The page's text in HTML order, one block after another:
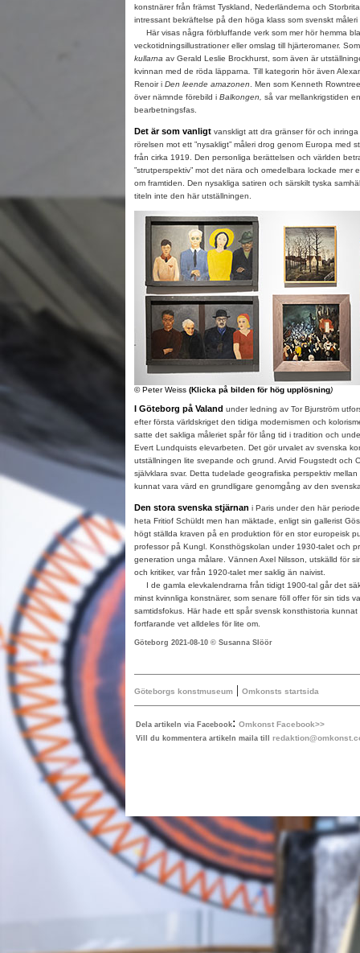
konstnärer från främst Tyskland, Nederländerna och
intressant bekräftelse på den höga klass som svenskt
Här visas några förbluffande verk som mer hör hemma
veckotidningsillustrationer eller omslag till hjärteromaner.
kullarna av Gerald Leslie Brockhurst, som även är
kvinnan med de röda läpparna
Till kategorin hör även
Renoir i Den leende amazonen . Men som Kenneth
över nämnde förebild i Balkongen,
så var mellankrigstiden
bearbetningsfas.
Det är som vanligtvanskligt att dra gränser för och
rörelsen mot ett ”nysakligt” måleri drog genom Europa med
från cirka 1919. Den personliga berättelsen och världen
”strutperspektiv” mot det nära och omedelbara lockade mer
om framtiden. Den nysakliga satiren och särskilt tyska
titeln inte den här utställningen.
© Peter Weiss (Klicka på bilden för hög upplösning)
I Göteborg på Valand under ledning av Tor Bjurström
efter första världskriget den tidiga modernismen och
satte det sakliga måleriet spår för lång tid i tradition och
Evert Lundquists elevarbeten. Det gör urvalet av svenska
utställningen lite svepande och grund. Arvid Fougstedt och
självklara svar. Detta tudelade geografiska perspektiv
kunnat vara värd en grundligare genomgång av den
Den stora svenska stjärnan i Paris under den här
heta Fritiof Schüldt men han mäktade, enligt sin gallerist
högt ställda kraven på en produktion för en stor europeisk
professor på Kungl. Konsthögskolan under 1930-talet och
generation unga målare. Vännen Axel Nilsson, utskälld för
och kritiker, var från 1920-talet mer saklig än naivist.
I de gamla elevkalendrarna från tidigt 1900-tal går det
minst kvinnliga konstnärer, som senare föll offer för sin tids
samtidsfokus. Här hade ett spår svensk konsthistoria kunnat
fortfarande vet alldeles för lite om.
Göteborg 2021-08-10 © Susanna Slöör
Göteborgs konstmuseum | Omkonsts startsida
Dela artikeln via Facebook: Omkonst Facebook>>
Vill du kommentera artikeln maila till